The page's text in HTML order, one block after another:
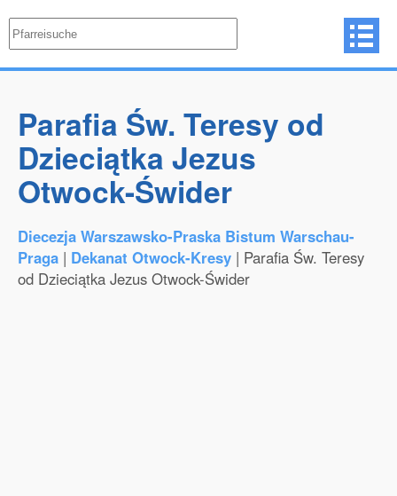
Parafia Św. Teresy od
Dzieciątka Jezus
Otwock-Świder
Diecezja Warszawsko-Praska Bistum Warschau-
Praga | Dekanat Otwock-Kresy | Parafia Św. Teresy
od Dzieciątka Jezus Otwock-Świder